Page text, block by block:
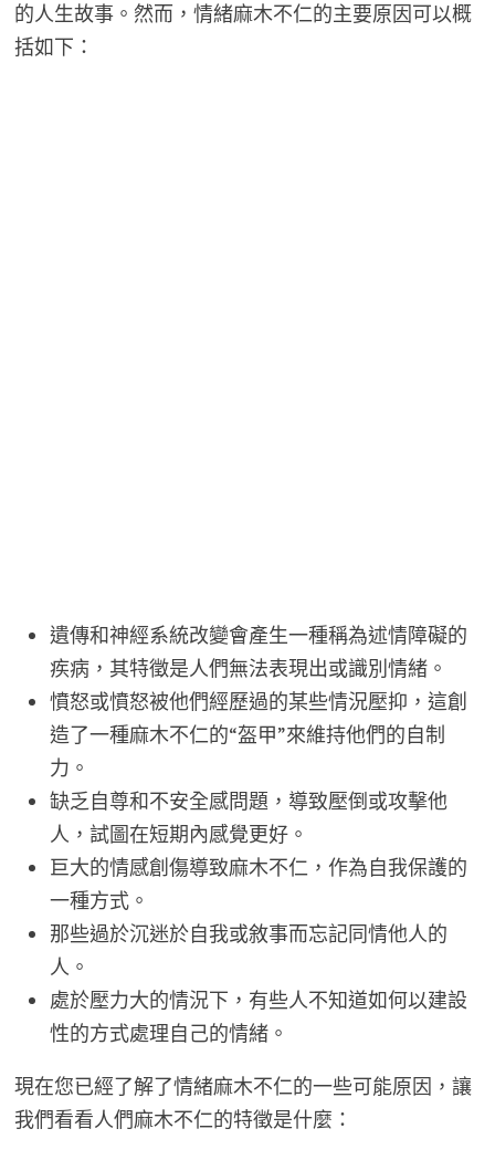
的人生故事。然而，情緒麻木不仁的主要原因可以概
括如下：
遺傳和神經系統改變會產生一種稱為述情障礙的
疾病，其特徵是人們無法表現出或識別情緒。
憤怒或憤怒被他們經歷過的某些情況壓抑，這創
造了一種麻木不仁的“盔甲”來維持他們的自制
力。
缺乏自尊和不安全感問題，導致壓倒或攻擊他
人，試圖在短期內感覺更好。
巨大的情感創傷導致麻木不仁，作為自我保護的
一種方式。
那些過於沉迷於自我或敘事而忘記同情他人的
人。
處於壓力大的情況下，有些人不知道如何以建設
性的方式處理自己的情緒。
現在您已經了解了情緒麻木不仁的一些可能原因，讓
我們看看人們麻木不仁的特徵是什麼：